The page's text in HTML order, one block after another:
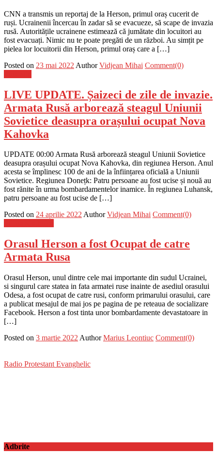
CNN a transmis un reportaj de la Herson, primul oraș cucerit de
ruși. Ucrainenii încercau în zadar să se evacueze, să scape de invazia
rusă. Autoritățile ucrainene estimează că jumătate din locuitori au
fost evacuați. Nimic nu te poate pregăti de un război. Au simțit pe
pielea lor locuitorii din Herson, primul oraș care a […]
Posted on 23 mai 2022 Author Vidjean Mihai Comment(0)
LIVE UPDATE. Șaizeci de zile de invazie.
Armata Rusă arborează steagul Uniunii
Sovietice deasupra orașului ocupat Nova
Kahovka
UPDATE 00:00 Armata Rusă arborează steagul Uniunii Sovietice
deasupra orașului ocupat Nova Kahovka, din regiunea Herson. Anul
acesta se împlinesc 100 de ani de la înființarea oficială a Uniunii
Sovietice. Regiunea Donețk: Patru persoane au fost ucise și nouă au
fost rănite în urma bombardamentelor inamice. În regiunea Luhansk,
patru persoane au fost ucise de […]
Posted on 24 aprilie 2022Author Vidjean Mihai Comment(0)
Orasul Herson a fost Ocupat de catre
Armata Rusa
Orasul Herson, unul dintre cele mai importante din sudul Ucrainei,
si singurul care statea in fata armatei ruse inainte de asediul orasului
Odesa, a fost ocupat de catre rusi, conform primarului orasului, care
a publicat mesajul de mai jos pe pagina de pe reteaua de socializare
Facebook. Herson a fost tinta unor bombardamente devastatoare in
[…]
Posted on 3 martie 2022 Author Marius Leontiuc Comment(0)
Radio Protestant Evanghelic
Adbrite